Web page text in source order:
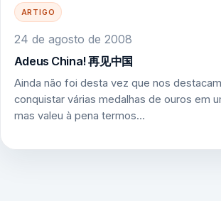
ARTIGO
24 de agosto de 2008
Adeus China! 再见中国
Ainda não foi desta vez que nos
conquistar várias medalhas de ouros em
mas valeu à pena termos…